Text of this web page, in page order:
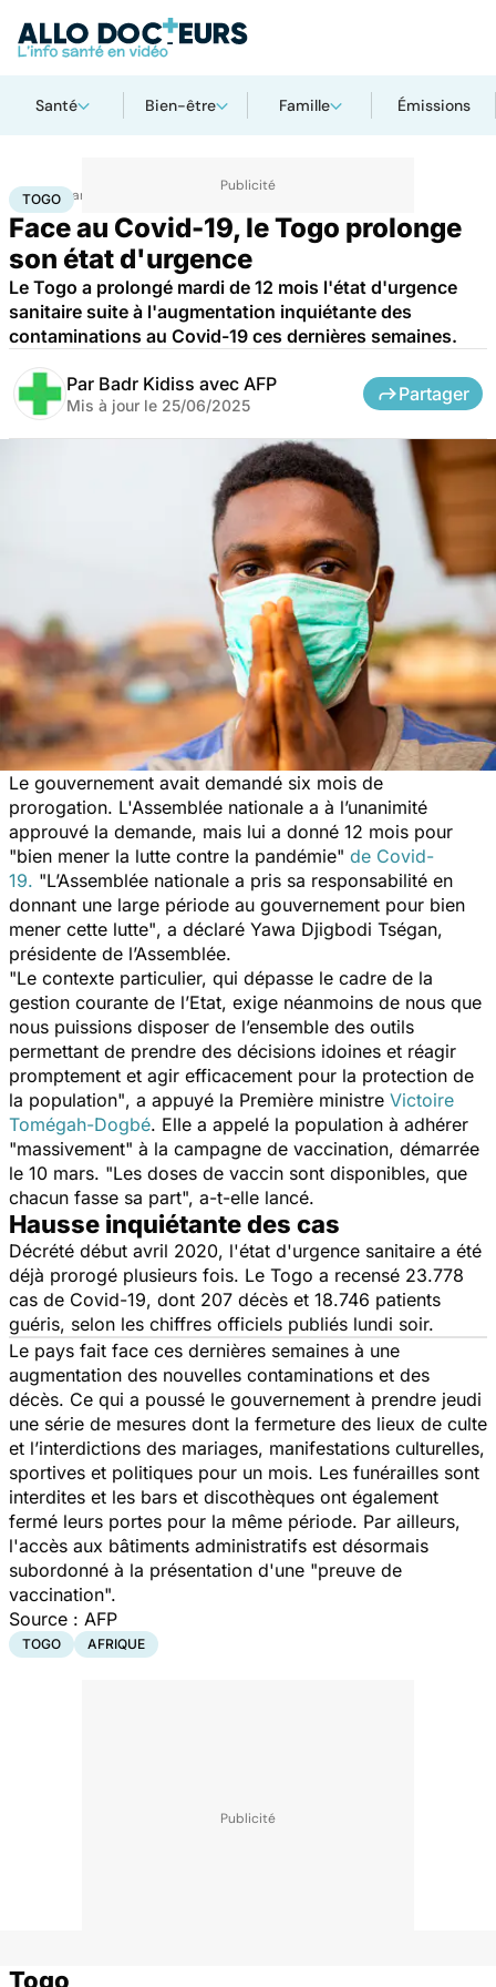
Santé Bien-être Famille Émissions
Accueil Santé Maladies infectieuses
TOGO
Face au Covid-19, le Togo prolonge
son état d'urgence
Le Togo a prolongé mardi de 12 mois l'état d'urgence
sanitaire suite à l'augmentation inquiétante des
contaminations au Covid-19 ces dernières semaines.
Par Badr Kidiss avec AFP
Mis à jour le 25/06/2025
Partager
Le gouvernement avait demandé six mois de
prorogation. L'Assemblée nationale a à l’unanimité
approuvé la demande, mais lui a donné 12 mois pour
"bien mener la lutte contre la pandémie" de Covid-
19. "L’Assemblée nationale a pris sa responsabilité en
donnant une large période au gouvernement pour bien
mener cette lutte", a déclaré Yawa Djigbodi Tségan,
présidente de l’Assemblée.
"Le contexte particulier, qui dépasse le cadre de la
gestion courante de l’Etat, exige néanmoins de nous que
nous puissions disposer de l’ensemble des outils
permettant de prendre des décisions idoines et réagir
promptement et agir efficacement pour la protection de
la population", a appuyé la Première ministre Victoire
Tomégah-Dogbé. Elle a appelé la population à adhérer
"massivement" à la campagne de vaccination, démarrée
le 10 mars. "Les doses de vaccin sont disponibles, que
chacun fasse sa part", a-t-elle lancé.
Hausse inquiétante des cas
Décrété début avril 2020, l'état d'urgence sanitaire a été
déjà prorogé plusieurs fois. Le Togo a recensé 23.778
cas de Covid-19, dont 207 décès et 18.746 patients
guéris, selon les chiffres officiels publiés lundi soir.
Le pays fait face ces dernières semaines à une
augmentation des nouvelles contaminations et des
décès. Ce qui a poussé le gouvernement à prendre jeudi
une série de mesures dont la fermeture des lieux de culte
et l’interdictions des mariages, manifestations culturelles,
sportives et politiques pour un mois. Les funérailles sont
interdites et les bars et discothèques ont également
fermé leurs portes pour la même période. Par ailleurs,
l'accès aux bâtiments administratifs est désormais
subordonné à la présentation d'une "preuve de
vaccination".
Source : AFP
TOGO AFRIQUE
Togo